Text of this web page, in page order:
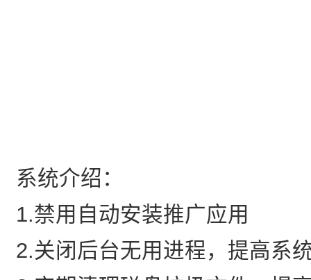
系统介绍：
1.禁用自动安装推广应用
2.关闭后台无用进程，提高系